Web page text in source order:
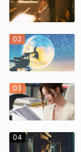
02
03
04